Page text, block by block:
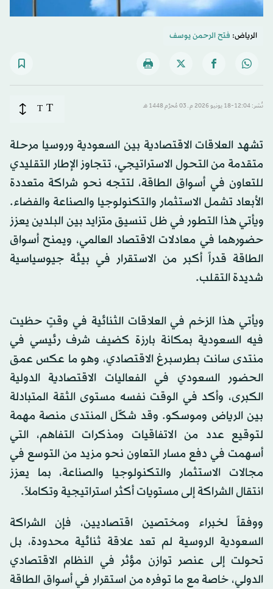
الرياض: فتح الرحمن يوسف
نُشر: 12:04-18 يونيو 2026 م ـ 03 مُحرَّم 1448 هـ T
T
تشهد العلاقات الاقتصادية بين السعودية وروسيا مرحلة
متقدمة من التحول الاستراتيجي، تتجاوز الإطار التقليدي
للتعاون في أسواق الطاقة، لتتجه نحو شراكة متعددة
الأبعاد تشمل الاستثمار والتكنولوجيا والصناعة والفضاء.
ويأتي هذا التطور في ظل تنسيق متزايد بين البلدين يعزز
حضورهما في معادلات الاقتصاد العالمي، ويمنح أسواق
الطاقة قدراً أكبر من الاستقرار في بيئة جيوسياسية
شديدة التقلب.
ويأتي هذا الزخم في العلاقات الثنائية في وقتٍ حظيت
فيه السعودية بمكانة بارزة كضيف شرف رئيسي في
منتدى سانت بطرسبرغ الاقتصادي، وهو ما عكس عمق
الحضور السعودي في الفعاليات الاقتصادية الدولية
الكبرى، وأكد في الوقت نفسه مستوى الثقة المتبادلة
بين الرياض وموسكو. وقد شكّل المنتدى منصة مهمة
لتوقيع عدد من الاتفاقيات ومذكرات التفاهم، التي
أسهمت في دفع مسار التعاون نحو مزيد من التوسع في
مجالات الاستثمار والتكنولوجيا والصناعة، بما يعزز
انتقال الشراكة إلى مستويات أكثر استراتيجية وتكاملاً.
ووفقاً لخبراء ومختصين اقتصاديين، فإن الشراكة
السعودية الروسية لم تعد علاقة ثنائية محدودة، بل
تحولت إلى عنصر توازن مؤثر في النظام الاقتصادي
الدولي، خاصة مع ما توفره من استقرار في أسواق الطاقة